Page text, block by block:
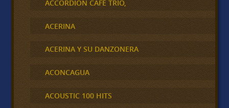
ACCORDION CAFÉ TRÍO,
ACERINA
ACERINA Y SU DANZONERA
ACONCAGUA
ACOUSTIC 100 HITS